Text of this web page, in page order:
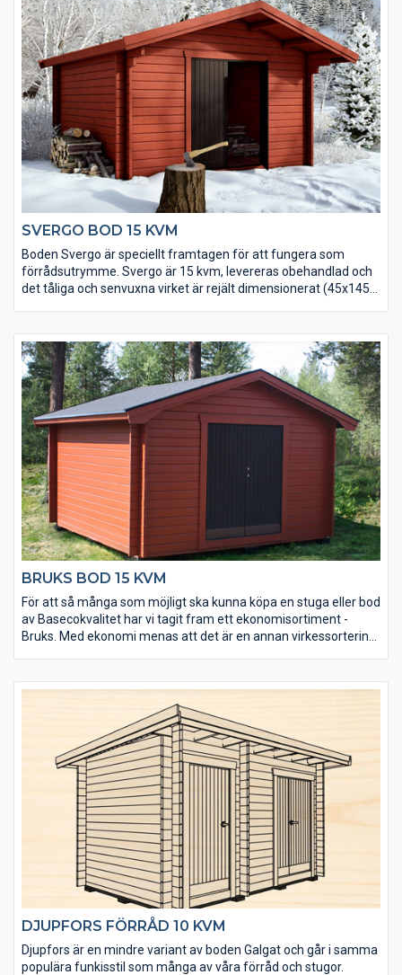
• Taket utgörs av en slätspontspanel som är ändspontad
• Takpanelen är möbeltorr för god formstabilitet
• Virket är av tålig senvuxen fura och rejält dimensionerat
(45x145 mm)
• Levereras med dubbeldörr
• Fönster och extra timmervarv kan köpas till
• Takpaket med eller utan shingel kan köpas till
SVERGO BOD 15 KVM
Boden Svergo är speciellt framtagen för att fungera som
förrådsutrymme. Svergo är 15 kvm, levereras obehandlad och
det tåliga och senvuxna virket är rejält dimensionerat (45x145
• Golvet är 25 mm tjockt för att tåla extra tung belastning.
• Dörren är en dubbeldörr med en förstärkt låskolv.
• Taket utgörs av en slätspontspanel som är ändspontad.
• Golvet och takpanelen är möbeltorr vilket ger god
formstabilitet.
• Golvet är ändspontat för enkel montering.
BRUKS BOD 15 KVM
För att så många som möjligt ska kunna köpa en stuga eller bod
av Basecokvalitet har vi tagit fram ett ekonomisortiment -
Bruks. Med ekonomi menas att det är en annan virkessortering.
under lågsäsong och läggs på lager. Alla tillverkas i samma
modell och det finns inga möjligheter till ändringar av t ex
fönsterplacering. Men du får en bra stuga direkt från
lagerhyllan till ett mycket bra pris.
Bruks bod 15 kvm är speciellt framtagen för att fungera som
förrådsutrymme. Den levereras obehandlad och det tåliga och
senvuxna virket är rejält dimensionerat (45×145 mm).
DJUPFORS FÖRRÅD 10 KVM
Djupfors är en mindre variant av boden Galgat och går i samma
populära funkisstil som många av våra förråd och stugor.